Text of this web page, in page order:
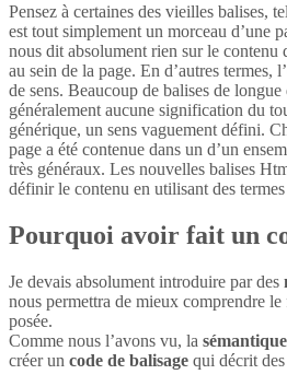
Pensez à certaines des vieilles balises,
est tout simplement un morceau d’une
nous dit absolument rien sur le contenu
au sein de la page. En d’autres termes,
de sens. Beaucoup de balises de longue
généralement aucune signification du
générique, un sens vaguement défini.
page a été contenue dans un d’un
très généraux. Les nouvelles balises
définir le contenu en utilisant des
Pourquoi avoir fait un
Je devais absolument introduire par des
nous permettra de mieux comprendre
posée.
Comme nous l’avons vu, la
créer un code de balisage qui décrit